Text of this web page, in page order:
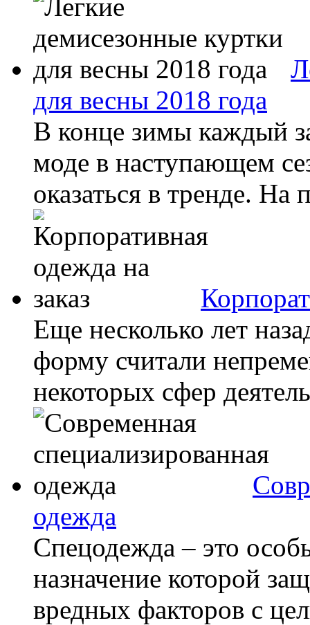
для весны 2018 года
В конце зимы каждый
моде в наступающем
оказаться в тренде.
Еще несколько лет
форму считали
некоторых сфер
одежда
Спецодежда – это
назначение которой
вредных факторов с